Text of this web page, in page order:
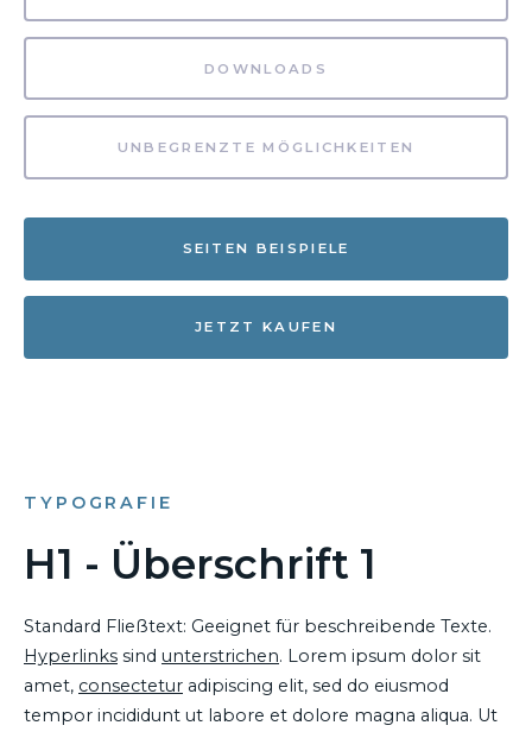
DOWNLOADS
UNBEGRENZTE MÖGLICHKEITEN
SEITEN BEISPIELE
JETZT KAUFEN
TYPOGRAFIE
H1 - Überschrift 1
Standard Fließtext: Geeignet für beschreibende Texte.
Hyperlinks sind unterstrichen. Lorem ipsum dolor sit
amet, consectetur adipiscing elit, sed do eiusmod
tempor incididunt ut labore et dolore magna aliqua. Ut